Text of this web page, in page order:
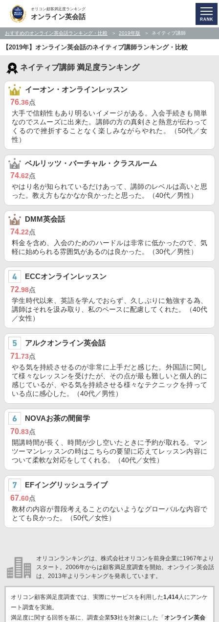
オリコン顧客満足度ランキング
オンライン英会話
おすすめのオンライン英会話ランキング・比較 2019年版 ネイティブ講師
【2019年】オンライン英会話のネイティブ講師ランキング・比較
ネイティブ講師 満足度ランキング
イーオン・オンラインレッスン
76.36点
大手で信頼性もあり明るいイメージがある。入会手続きも簡単
なのでスムーズに出来た。講師の方の真剣さと熱意が伝わって
くるので挫折することなく楽しみながらやれた。（50代／女
性）
ベルリッツ・バーチャル・クラスルーム
74.62点
やはり名が知られているだけあって、講師のレベルは高いと思
った。教え方もなかなか良かったと思った。（40代／男性）
DMM英会話
74.22点
料金を含め、入会のためのハードルは非常に低かったので、気
軽に始められる雰囲気があるのは良かった。（30代／男性）
ECCオンラインレッスン
72.98点
学生時代以来、英語を学んでおらず、久しぶりに勉強する為、
講師はそれを汲み取り、私のペースに配慮してくれた。（40代
／女性）
アルクオンライン英会話
71.73点
やる気を持続させるのが非常に上手だと感じた。外国語に関し
て様々なレッスンを受けたが、その点が最も難しいと個人的に
感じているが、やる気を持続させる様々なテクニックを持って
いる点に感心した。（40代／男性）
NOVAお茶の間留学
70.83点
開講時間が長く、時間が少し空いたときに予約が取れる。マン
ツーマンレッスンの時はこちらの要望に応えてレッスン内容に
ついて柔軟な対応をしてくれる。（40代／女性）
EFイングリッシュライブ
67.60点
教材の内容が普段考えることのないようなグローバルな内容で
とても良かった。（50代／女性）
オリコンランキングは、株式会社オリコンを前身企業に1967年より
スタート。2006年からは顧客満足度調査を開始。オンライン英会話
は、2013年よりランキングを発表しています。
オリコン顧客満足度調査では、実際にサービスを利用した1,414人にアンケ
ート調査を実施。
満足度に関する回答を基に、調査企業53社を対象にした「 オンライン英会